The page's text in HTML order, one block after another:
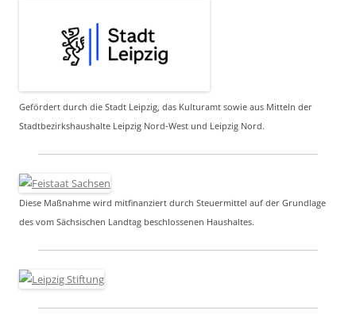
Gefördert durch die Stadt Leipzig, das Kulturamt sowie aus Mitteln der
Stadtbezirkshaushalte Leipzig Nord-West und Leipzig Nord.
Diese Maßnahme wird mitfinanziert durch Steuermittel auf der Grundlage
des vom Sächsischen Landtag beschlossenen Haushaltes.